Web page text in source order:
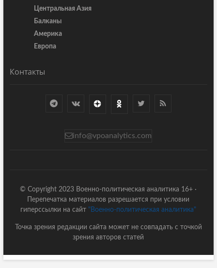
Центральная Азия
Балканы
Америка
Европа
Контакты
info@vpoanalytics.com
© Copyright 2023 Военно-политическая аналитика 16+ ·
Перепечатка материалов разрешается при условии
гиперссылки на сайт "Военно-политическая аналитика"
Точка зрения редакции сайта может не совпадать с точкой
зрения авторов статей